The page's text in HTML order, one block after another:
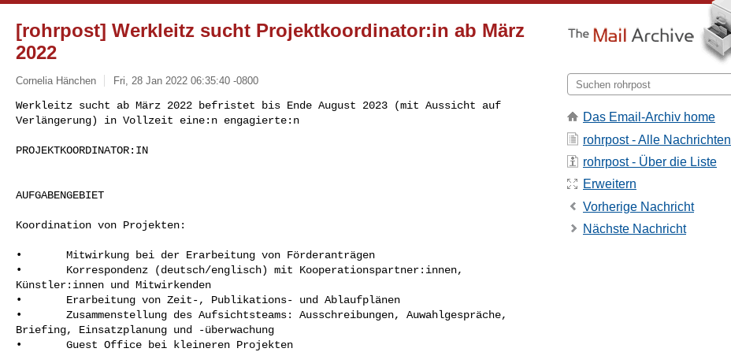
[rohrpost] Werkleitz sucht Projektkoordinator:in ab März
2022
Cornelia Hänchen Fri, 28 Jan 2022 06:35:40 -0800
Werkleitz sucht ab März 2022 befristet bis Ende August 2023 (mit Aussicht auf
Verlängerung) in Vollzeit eine:n engagierte:n
PROJEKTKOORDINATOR:IN
AUFGABENGEBIET
Koordination von Projekten:
•       Mitwirkung bei der Erarbeitung von Förderanträgen
•       Korrespondenz (deutsch/englisch) mit Kooperationspartner:innen,
Künstler:innen und Mitwirkenden
•       Erarbeitung von Zeit-, Publikations- und Ablaufplänen
•       Zusammenstellung des Aufsichtsteams: Ausschreibungen, Auwahlgespräche,
Briefing, Einsatzplanung und -überwachung
•       Guest Office bei kleineren Projekten
Das Email-Archiv home
rohrpost - Alle Nachrichten
rohrpost - Über die Liste
Erweitern
Vorherige Nachricht
Nächste Nachricht